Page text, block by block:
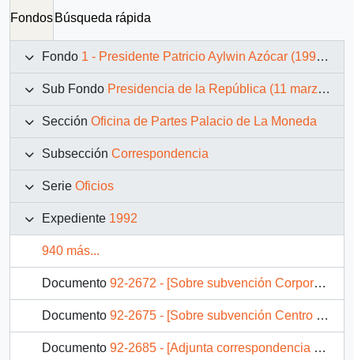
Fondos Búsqueda rápida
Fondo 1 - Presidente Patricio Aylwin Azócar (1990-1994)
Sub Fondo Presidencia de la República (11 marzo 1990 – 11 marzo 1994)
Sección Oficina de Partes Palacio de La Moneda
Subsección Correspondencia
Serie Oficios
Expediente 1992
940 más...
Documento 92-2672 - [Sobre subvención Corporación Misión de la Comunión de los Hermanos]
Documento 92-2675 - [Sobre subvención Centro de Desarrollo Comunal Siglo XXI CEDECO]
Documento 92-2685 - [Adjunta correspondencia dirigida a S.E. el Presidente de la República]